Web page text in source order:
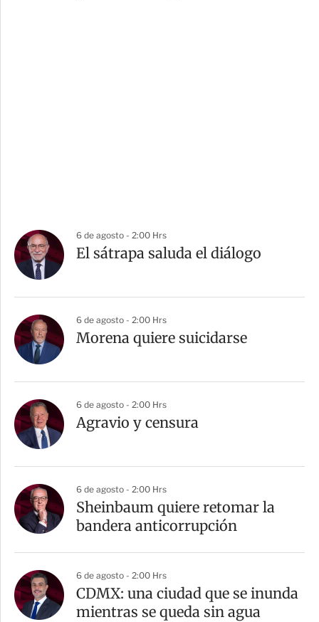
6 de agosto - 2:00 Hrs
El sátrapa saluda el diálogo
6 de agosto - 2:00 Hrs
Morena quiere suicidarse
6 de agosto - 2:00 Hrs
Agravio y censura
6 de agosto - 2:00 Hrs
Sheinbaum quiere retomar la
bandera anticorrupción
6 de agosto - 2:00 Hrs
CDMX: una ciudad que se inunda
mientras se queda sin agua